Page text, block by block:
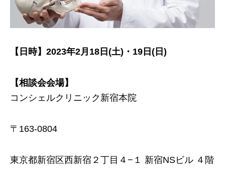
【日時】2023年2月18日(土)・19日(日)
【相談会会場】
コンシェルクリニック新宿本院
〒163-0804
東京都新宿区西新宿２丁目４−１ 新宿NSビル ４階